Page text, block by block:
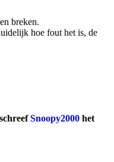
breken.
hoe fout het is, de
schreefSnoopy2000 het